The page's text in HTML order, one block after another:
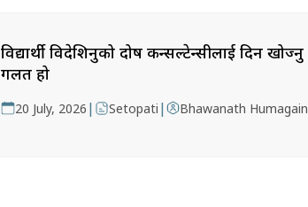
विद्यार्थी विदेशिनुको दोष कन्सल्टेन्सीलाई दिन खोज्नु
गलत हो
20 July, 2026 | Setopati | Bhawanath Humagain